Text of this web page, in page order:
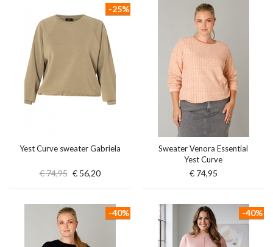
Yest Curve sweater Gabriela
€ 74,95 € 56,20
-25%
Sweater Venora Essential
Yest Curve
€ 74,95
-40% -40%